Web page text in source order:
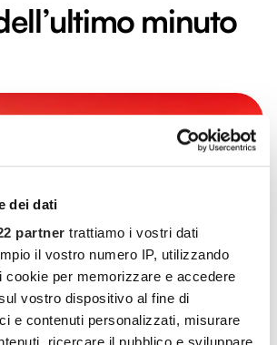
dei dati
partner trattiamo i vostri dati
il vostro numero IP, utilizzando
cookie per memorizzare e accedere
vostro dispositivo al fine di
e contenuti personalizzati, misurare
minuto